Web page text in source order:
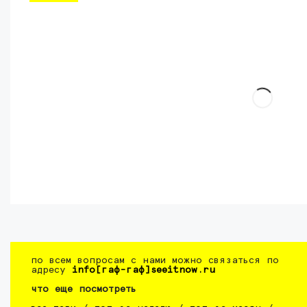
по всем вопросам с нами можно связаться по
адресу info[гаф-гаф]seeitnow.ru
что еще посмотреть